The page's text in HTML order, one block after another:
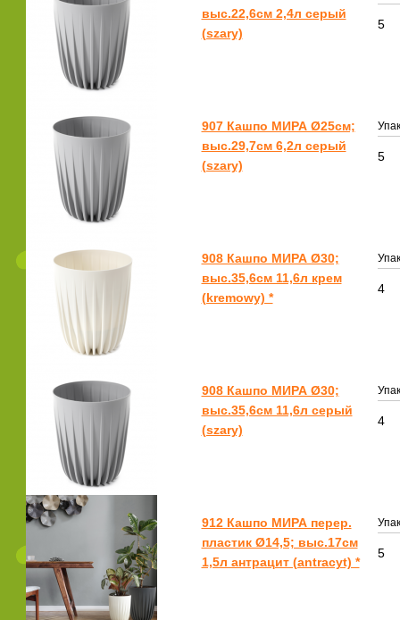
выс.22,6см 2,4л серый
(szary)
5
907 Кашпо МИРА Ø25см;
выс.29,7см 6,2л серый
(szary)
5
908 Кашпо МИРА Ø30;
выс.35,6см 11,6л крем
(kremowy) *
4
908 Кашпо МИРА Ø30;
выс.35,6см 11,6л серый
(szary)
4
912 Кашпо МИРА перер.
пластик Ø14,5; выс.17см
1,5л антрацит (antracyt) *
5